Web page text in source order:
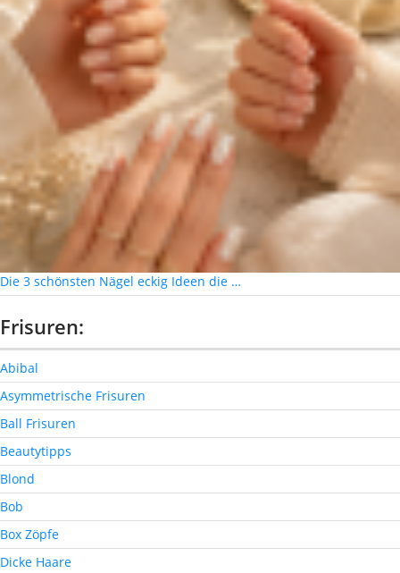
Die 3 schönsten Nägel eckig Ideen die …
Frisuren:
Abibal
Asymmetrische Frisuren
Ball Frisuren
Beautytipps
Blond
Bob
Box Zöpfe
Dicke Haare